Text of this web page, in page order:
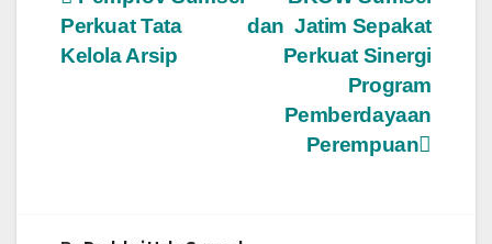
pos
dan Jatim Sepakat
Perkuat Sinergi
Program
Pemberdayaan
Perempuan
Perkuat Tata
Kelola Arsip